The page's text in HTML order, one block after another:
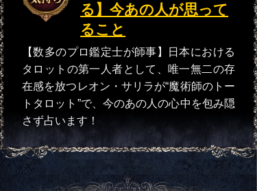
る】今あの人が思って
ること
【数多のプロ鑑定士が師事】日本における
タロットの第一人者として、唯一無二の存
在感を放つレオン・サリラが“魔術師のトー
トタロット”で、今のあの人の心中を包み隠
さず占います！